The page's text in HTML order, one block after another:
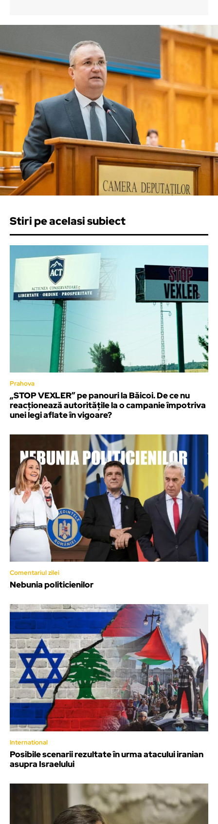
Stiri pe acelasi subiect
Prahova
„STOP VEXLER” pe panouri la Băicoi. De ce nu
reacționează autoritățile la o campanie împotriva
unei legi aflate în vigoare?
Comentariul zilei
Nebunia politicienilor
International
Posibile scenarii rezultate în urma atacului iranian
asupra Israelului